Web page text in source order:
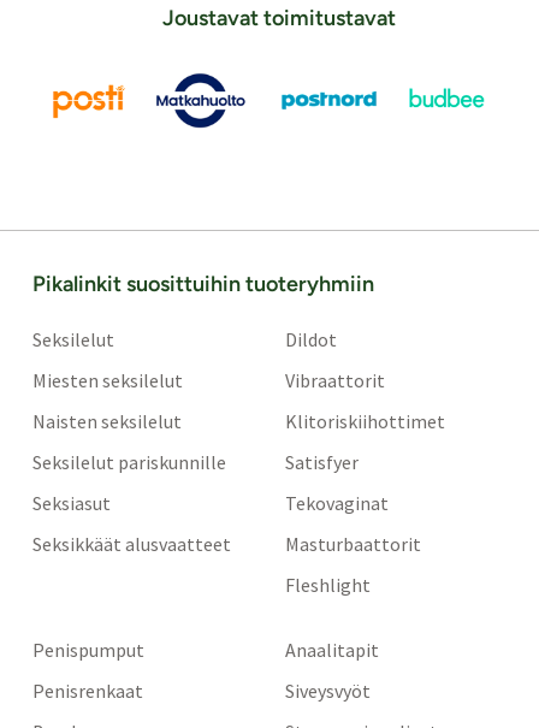
Joustavat toimitustavat
Pikalinkit suosittuihin tuoteryhmiin
Seksilelut
Miesten seksilelut
Naisten seksilelut
Seksilelut pariskunnille
Seksiasut
Seksikkäät alusvaatteet
Dildot
Vibraattorit
Klitoriskiihottimet
Satisfyer
Tekovaginat
Masturbaattorit
Fleshlight
Penispumput
Penisrenkaat
Anaalitapit
Siveysvyöt